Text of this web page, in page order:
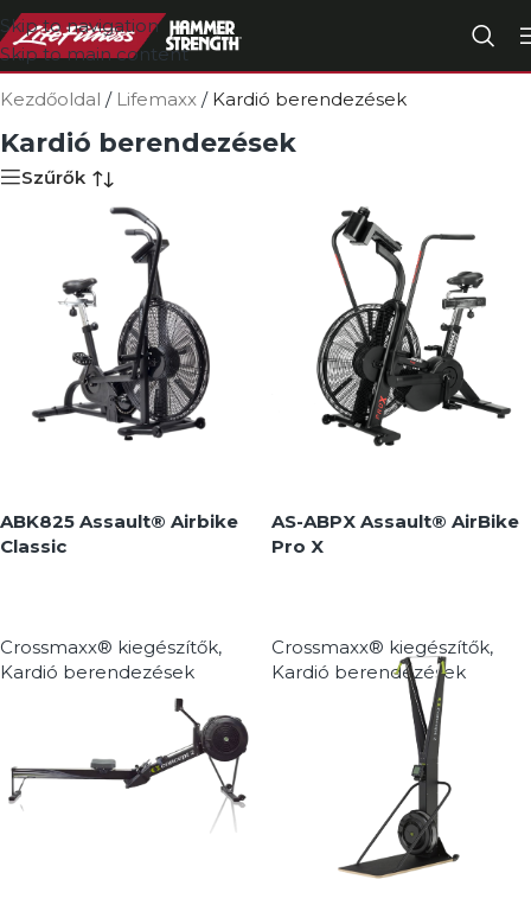
Skip to navigation
Skip to main content
Kezdőoldal / Lifemaxx / Kardió berendezések
Kardió berendezések
Szűrők
ABK825 Assault® Airbike
Classic
Crossmaxx® kiegészítők,
Kardió berendezések
MEGNÉZEM
AS-ABPX Assault® AirBike
Pro X
Crossmaxx® kiegészítők,
Kardió berendezések